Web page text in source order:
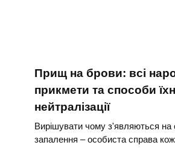
Прищ на брови: всі
прикмети та способи
нейтралізації
Вирішувати чому з'являються на
запалення – особиста справа